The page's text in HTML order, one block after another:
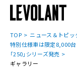
TOP
ニュース＆トピッ
特別仕様車は限定8,000
｢250｣シリーズ発売
ギャラリー